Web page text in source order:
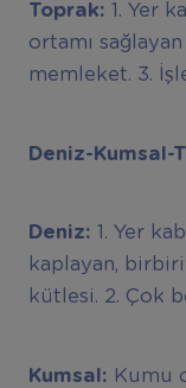
Toprak: 1. Yer
ortamı
memleket. 3.
Deniz-Kumsal-
Deniz: 1. Yer
kaplayan,
kütlesi. 2. Çok
Kumsal: Kumu